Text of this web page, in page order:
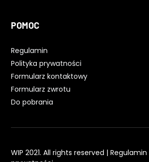
POMOC
Regulamin
Polityka prywatności
Formularz kontaktowy
Formularz zwrotu
Do pobrania
WIP 2021. All rights reserved |Regulamin